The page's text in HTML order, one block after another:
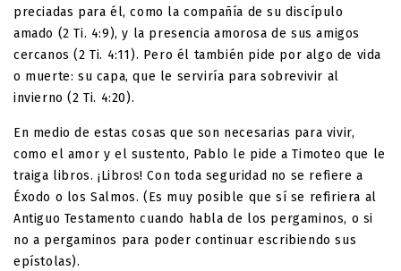
preciadas para él, como la compañía de su discípulo
amado (2 Ti. 4:9), y la presencia amorosa de sus amigos
cercanos (2 Ti. 4:11). Pero él también pide por algo de vida
o muerte: su capa, que le serviría para sobrevivir al
invierno (2 Ti. 4:20).
En medio de estas cosas que son necesarias para vivir,
como el amor y el sustento, Pablo le pide a Timoteo que le
traiga libros. ¡Libros! Con toda seguridad no se refiere a
Éxodo o los Salmos. (Es muy posible que sí se refiriera al
Antiguo Testamento cuando habla de los pergaminos, o si
no a pergaminos para poder continuar escribiendo sus
epístolas).